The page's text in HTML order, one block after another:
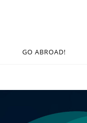
GO ABROAD!